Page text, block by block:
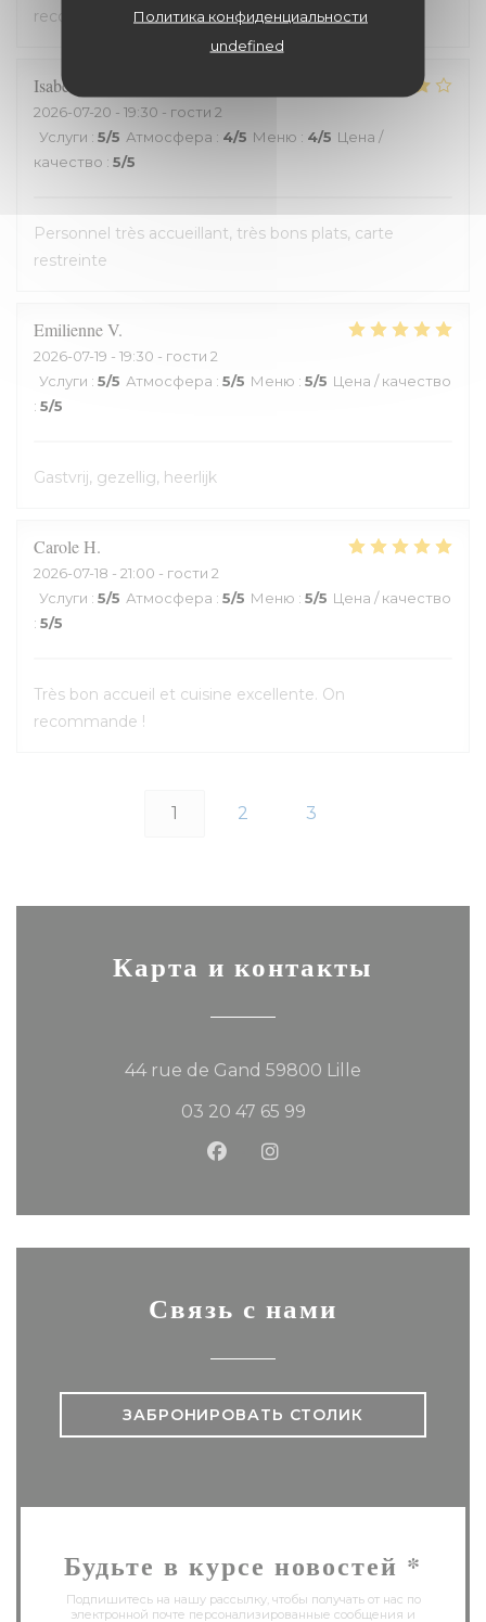
Политика конфиденциальности
undefined
recommande !
Isabelle
2026-07-20 - 19:30 - гости 2
Услуги : 5/5 Атмосфера : 4/5 Меню : 4/5 Цена /
качество : 5/5
Personnel très accueillant, très bons plats, carte
restreinte
EmilienneV
2026-07-19 - 19:30 - гости 2
Услуги : 5/5 Атмосфера : 5/5 Меню : 5/5 Цена / качество
: 5/5
Gastvrij, gezellig, heerlijk
CaroleH
2026-07-18 - 21:00 - гости 2
Услуги : 5/5 Атмосфера : 5/5 Меню : 5/5 Цена / качество
: 5/5
Très bon accueil et cuisine excellente. On
recommande !
1 2 3
Карта и контакты
44 rue de Gand 59800 Lille
03 20 47 65 99
Facebook ((открывается в
Instagram
Связь с нами
ЗАБРОНИРОВАТЬ СТОЛИК
Будьте в курсе новостей *
Подпишитесь на нашу рассылку, чтобы получать от нас по
электронной почте персонализированные сообщения и